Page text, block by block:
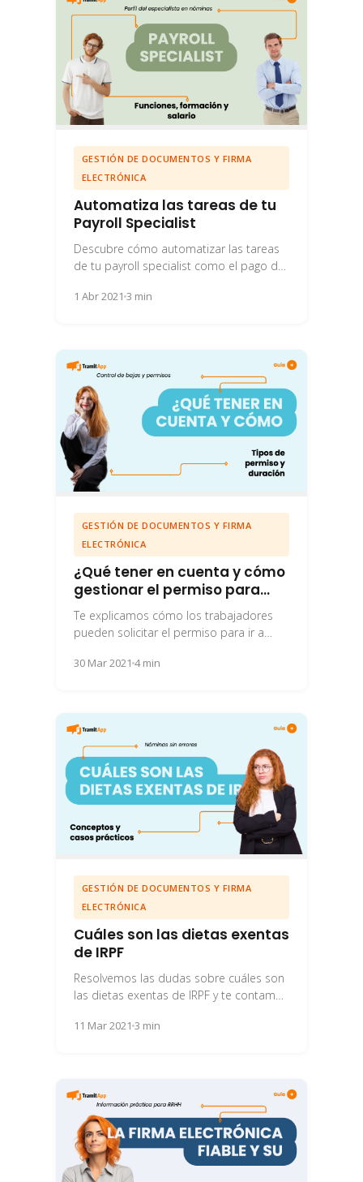
GESTIÓN DE DOCUMENTOS Y FIRMA
ELECTRÓNICA
Automatiza las tareas de tu
Payroll Specialist
Descubre cómo automatizar las tareas
de tu payroll specialist como el pago de
perder...
1 Abr 2021 3 min
GESTIÓN DE DOCUMENTOS Y FIRMA
ELECTRÓNICA
¿Qué tener en cuenta y cómo
gestionar el permiso para
votar?
Te explicamos cómo los trabajadores
pueden solicitar el permiso para ir a
necesitas...
30 Mar 2021 4 min
GESTIÓN DE DOCUMENTOS Y FIRMA
ELECTRÓNICA
Cuáles son las dietas exentas
de IRPF
Resolvemos las dudas sobre cuáles son
las dietas exentas de IRPF y te contamos
11 Mar 2021 3 min